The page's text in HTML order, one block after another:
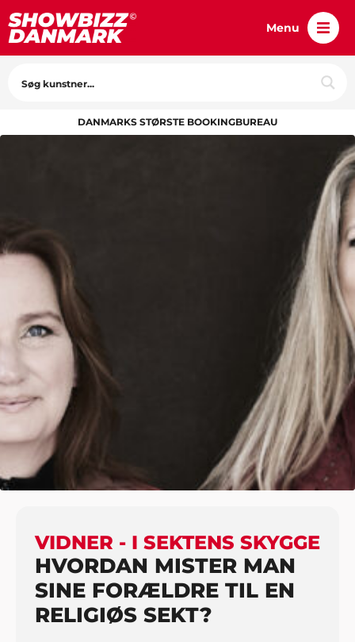
Menu
DANMARKS STØRSTE BOOKINGBUREAU
HJEM UNDERHOLDNING
FOREDRAG
VIDNER – I SEKTENS SKYGGE
VIDNER - I SEKTENS SKYGGE
HVORDAN MISTER MAN
SINE FORÆLDRE TIL EN
RELIGIØS SEKT?